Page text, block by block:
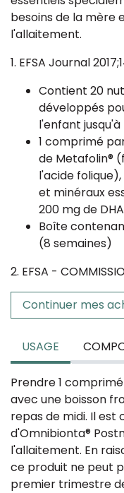
besoins de la mère
l'allaitement.
1. EFSA Journal
Contient 20
développés
l'enfant
1 comprimé
de Metafolin®
l'acide
et minéraux
200 mg de
Boîte
(8 semaines)
2. EFSA -
Continuer mes
USAGE
Prendre 1
avec une boisson
repas de midi. Il est
d'Omnibionta®
l'allaitement. En
ce produit ne peut
premier trimestre